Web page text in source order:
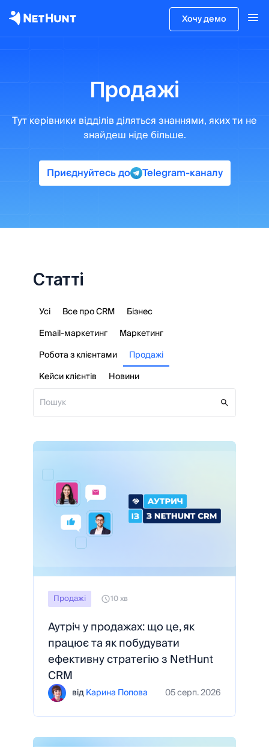
Хочу демо
Продажі
Тут керівники відділівділяться знаннями, яких ти не
знайдеш ніде більше.
Приєднуйтесь до Telegram-каналу
Статті
Усі Все про CRM
Бізнес
Email-маркетинг
Маркетинг
Робота з клієнтами
Продажі
Кейси клієнтів
Новини
Продажі 10 хв
Аутріч у продажах: що це, як
працює та як побудувати
ефективну стратегію з NetHunt
CRM
відКарина Попова 05 серп. 2026